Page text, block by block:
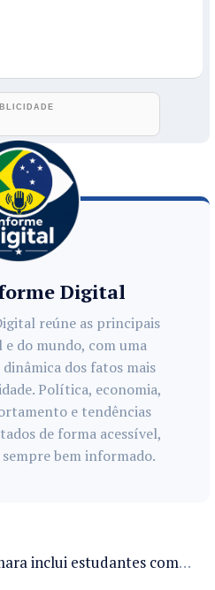
Digital
reúne as principais
do mundo, com uma
dos fatos mais
Política, economia,
e tendências
de forma acessível,
bem informado.
Projeto na Câmara inclui estudantes com deficiência no regime escolar especial da LDB e estabelece critérios para frequência